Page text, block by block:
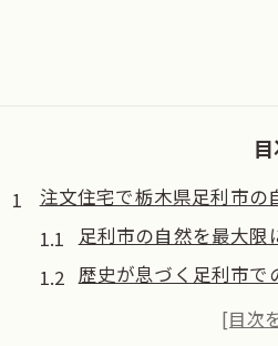
注文住宅で栃木県足利市の
足利市の自然を最大限
歴史が息づく足利市で
注文住宅で感じる足利